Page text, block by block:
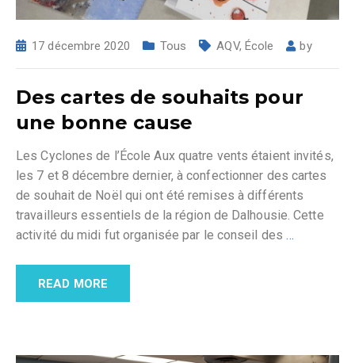
17 décembre 2020 Tous AQV, École by
Des cartes de souhaits pour
une bonne cause
Les Cyclones de l’École Aux quatre vents étaient invités,
les 7 et 8 décembre dernier, à confectionner des cartes
de souhait de Noël qui ont été remises à différents
travailleurs essentiels de la région de Dalhousie. Cette
activité du midi fut organisée par le conseil des …
READ MORE